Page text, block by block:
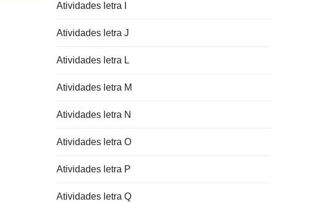
Atividades letra I
Atividades letra J
Atividades letra L
Atividades letra M
Atividades letra N
Atividades letra O
Atividades letra P
Atividades letra Q